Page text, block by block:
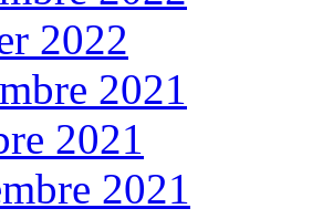
2022
2021
2021
2021